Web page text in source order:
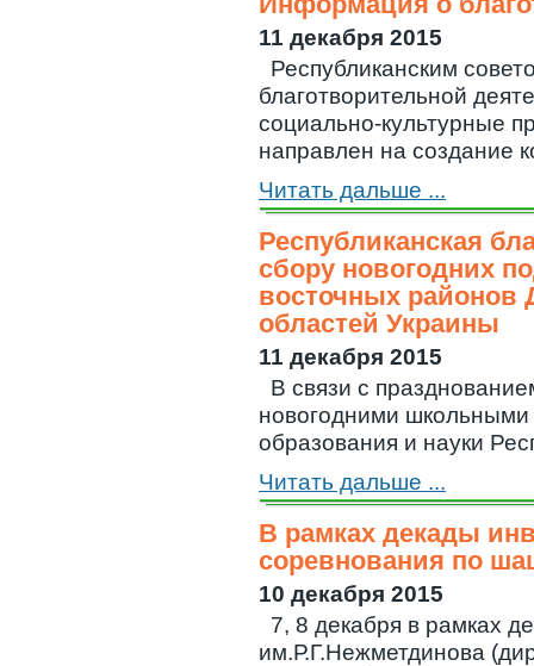
11 декабря 2015
Республиканским
благотворительной
социально-культурные
направлен на создание
Читать дальше ...
Республиканская
сбору новогодних
восточных районов
областей Украины
11 декабря 2015
В связи с
новогодними
образования и науки
Читать дальше ...
В рамках декады
соревнования по
10 декабря 2015
7, 8 декабря в
им.Р.Г.Нежметдинова